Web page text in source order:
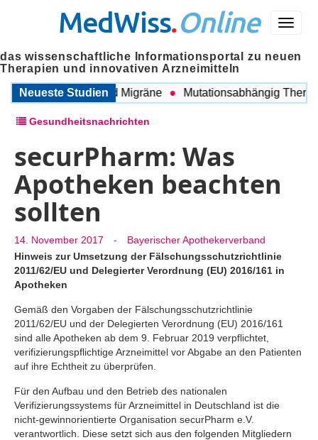
Menü
MedWiss.Online
das wissenschaftliche Informationsportal zu neuen
Therapien und innovativen Arzneimitteln
Neueste Studien
COPD und Migräne Mutationsabhängig
Gesundheitsnachrichten
securPharm: Was
Apotheken beachten
sollten
14. November 2017 -
Bayerischer Apothekerverband
Hinweis zur Umsetzung der Fälschungsschutzrichtlinie
2011/62/EU und Delegierter Verordnung (EU) 2016/161 in
Apotheken
Gemäß den Vorgaben der Fälschungsschutzrichtlinie
2011/62/EU und der Delegierten Verordnung (EU) 2016/161
sind alle Apotheken ab dem 9. Februar 2019 verpflichtet,
verifizierungspflichtige Arzneimittel vor Abgabe an den Patienten
auf ihre Echtheit zu überprüfen.
Für den Aufbau und den Betrieb des nationalen
Verifizierungssystems für Arzneimittel in Deutschland ist die
nicht-gewinnorientierte Organisation securPharm e.V.
verantwortlich. Diese setzt sich aus den folgenden Mitgliedern